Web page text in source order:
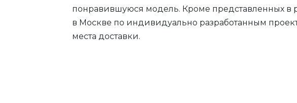
понравившуюся модель. Кроме представленных в
в Москве по индивидуально разработанным
места доставки.